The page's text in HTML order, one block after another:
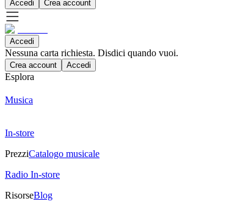
Accedi Crea account
Accedi
Nessuna carta richiesta. Disdici quando vuoi.
Crea account Accedi
Esplora
Musica
In-store
PrezziCatalogo musicale
Radio In-store
RisorseBlog